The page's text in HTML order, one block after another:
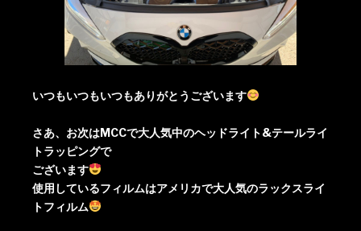
いつもいつもいつもありがとうございます
さあ、お次はMCCで大人気中のヘッドライト&テールライ
トラッピングで
ございます
使用しているフィルムはアメリカで大人気のラックスライ
トフィルム